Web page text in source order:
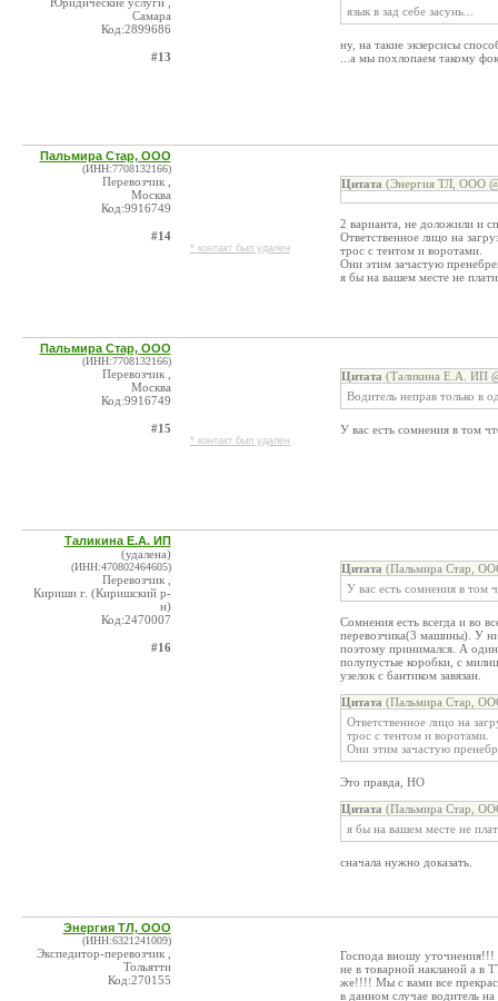
Самара
Код:2899686
#13
язык в зад себе засунь...
ну, на такие экзерсисы
...а мы похлопаем такому
Пальмира Стар, ООО
(ИНН:7708132166)
Перевозчик ,
Москва
Код:9916749
#14
* контакт был удален
Цитата (Энергия ТЛ, ООО
2 варианта, не доложили и
Ответственное лицо на
трос с тентом и воротами.
Они этим зачастую
я бы на вашем месте не
Пальмира Стар, ООО
(ИНН:7708132166)
Перевозчик ,
Москва
Код:9916749
#15
* контакт был удален
Цитата (Таликина Е.А. ИП
Водитель неправ только в
У вас есть сомнения в том
Таликина Е.А. ИП
(удалена)
(ИНН:470802464605)
Перевозчик ,
Кириши г. (Киришский р-
н)
Код:2470007
#16
Цитата (Пальмира Стар,
У вас есть сомнения в том
Сомнения есть всегда и во
перевозчика(3 машины). У
поэтому принимался. А
полупустые коробки, с
узелок с бантиком завязан.
Цитата (Пальмира Стар,
Ответственное лицо на
трос с тентом и воротами.
Они этим зачастую
Это правда, НО
Цитата (Пальмира Стар,
я бы на вашем месте не
сначала нужно доказать.
Энергия ТЛ, ООО
(ИНН:6321241009)
Экспедитор-перевозчик ,
Тольятти
Код:270155
Господа вношу уточнения!!!
не в товарной накланой а в
же!!!! Мы с вами все
в данном случае водитель